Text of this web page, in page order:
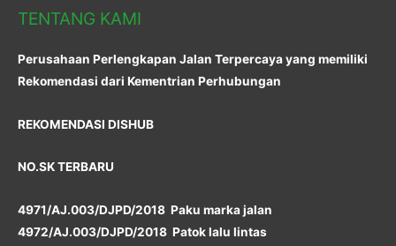
TENTANG KAMI
Perusahaan Perlengkapan Jalan Terpercaya yang memiliki
Rekomendasi dari Kementrian Perhubungan
REKOMENDASI DISHUB
NO.SK TERBARU
4971/AJ.003/DJPD/2018 Paku marka jalan
4972/AJ.003/DJPD/2018 Patok lalu lintas